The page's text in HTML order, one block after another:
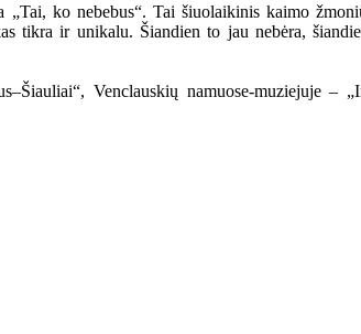
„Tai, ko nebebus“. Tai šiuolaikinis kaimo
tikra ir unikalu. Šiandien to jau nebėra,
Venclauskių namuose-muziejuje –